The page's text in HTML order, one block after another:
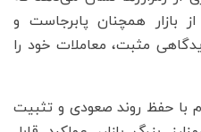
بازار همچنان پابرجاست و
مثبت، معاملات خود را
با حفظ روند صعودی و تثبیت